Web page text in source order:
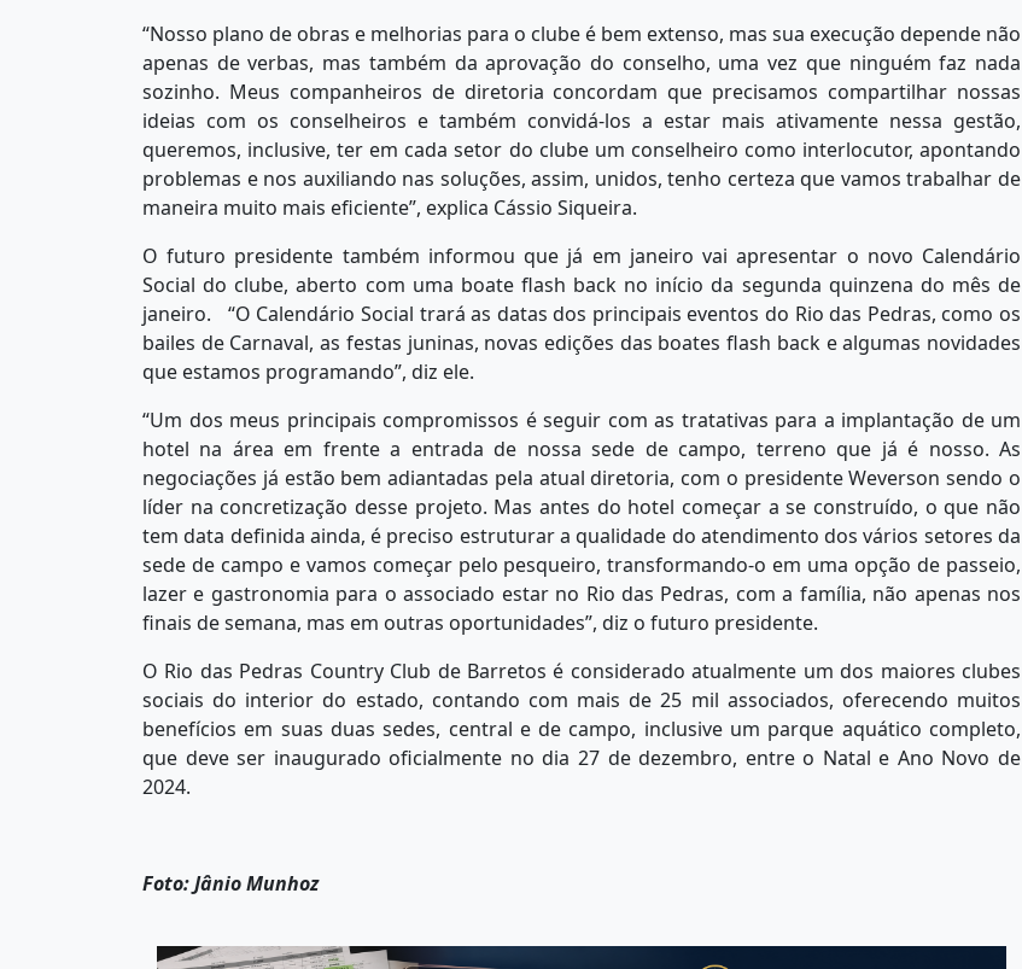
“Nosso plano de obras e melhorias para o clube é bem extenso, mas sua execução depende não
apenas de verbas, mas também da aprovação do conselho, uma vez que ninguém faz nada
sozinho. Meus companheiros de diretoria concordam que precisamos compartilhar nossas
ideias com os conselheiros e também convidá-los a estar mais ativamente nessa gestão,
queremos, inclusive, ter em cada setor do clube um conselheiro como interlocutor, apontando
problemas e nos auxiliando nas soluções, assim, unidos, tenho certeza que vamos trabalhar de
maneira muito mais eficiente”, explica Cássio Siqueira.
O futuro presidente também informou que já em janeiro vai apresentar o novo Calendário
Social do clube, aberto com uma boate flash back no início da segunda quinzena do mês de
janeiro. “O Calendário Social trará as datas dos principais eventos do Rio das Pedras, como os
bailes de Carnaval, as festas juninas, novas edições das boates flash back e algumas novidades
que estamos programando”, diz ele.
“Um dos meus principais compromissos é seguir com as tratativas para a implantação de um
hotel na área em frente a entrada de nossa sede de campo, terreno que já é nosso. As
negociações já estão bem adiantadas pela atual diretoria, com o presidente Weverson sendo o
líder na concretização desse projeto. Mas antes do hotel começar a se construído, o que não
tem data definida ainda, é preciso estruturar a qualidade do atendimento dos vários setores da
sede de campo e vamos começar pelo pesqueiro, transformando-o em uma opção de passeio,
lazer e gastronomia para o associado estar no Rio das Pedras, com a família, não apenas nos
finais de semana, mas em outras oportunidades”, diz o futuro presidente.
O Rio das Pedras Country Club de Barretos é considerado atualmente um dos maiores clubes
sociais do interior do estado, contando com mais de 25 mil associados, oferecendo muitos
benefícios em suas duas sedes, central e de campo, inclusive um parque aquático completo,
que deve ser inaugurado oficialmente no dia 27 de dezembro, entre o Natal e Ano Novo de
2024.
Foto: Jânio Munhoz